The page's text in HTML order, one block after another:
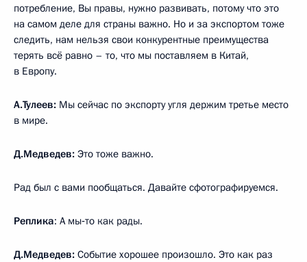
потребление, Вы правы, нужно развивать, потому что это
на самом деле для страны важно. Но и за экспортом тоже
следить, нам нельзя свои конкурентные преимущества
терять всё равно – то, что мы поставляем в Китай,
в Европу.
А.Тулеев: Мы сейчас по экспорту угля держим третье место
в мире.
Д.Медведев: Это тоже важно.
Рад был с вами пообщаться. Давайте сфотографируемся.
Реплика: А мы‑то как рады.
Д.Медведев: Событие хорошее произошло. Это как раз